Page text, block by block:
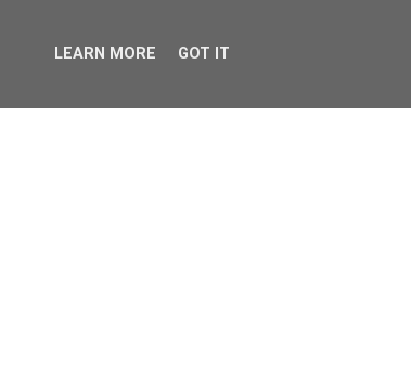
LEARN MORE GOT IT